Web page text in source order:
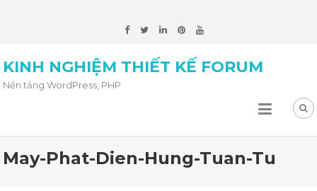
KINH NGHIỆM THIẾT KẾ FORUM
Nền tảng WordPress, PHP
May-Phat-Dien-Hung-Tuan-Tu